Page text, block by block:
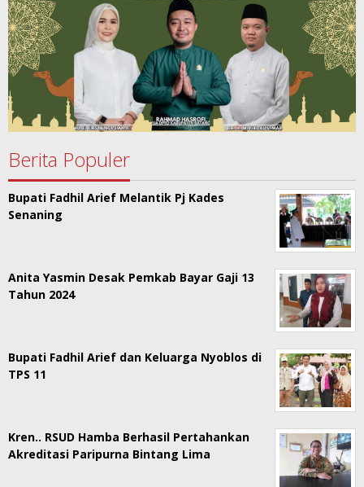
Berita Populer
Bupati Fadhil Arief Melantik Pj Kades
Senaning
Anita Yasmin Desak Pemkab Bayar Gaji 13
Tahun 2024
Bupati Fadhil Arief dan Keluarga Nyoblos di
TPS 11
Kren.. RSUD Hamba Berhasil Pertahankan
Akreditasi Paripurna Bintang Lima